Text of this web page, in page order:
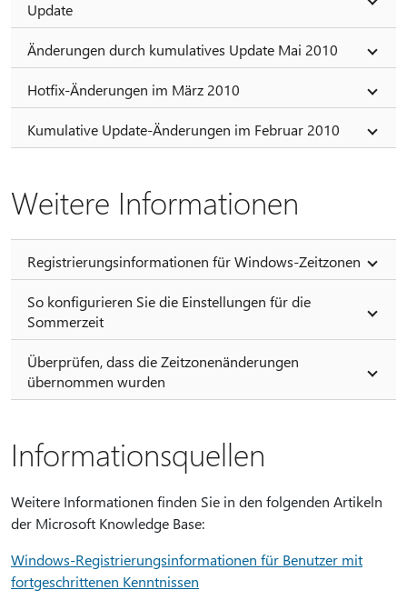
Update
Änderungen durch kumulatives Update Mai 2010
Hotfix-Änderungen im März 2010
Kumulative Update-Änderungen im Februar 2010
Weitere Informationen
Registrierungsinformationen für Windows-Zeitzonen
So konfigurieren Sie die Einstellungen für die
Sommerzeit
Überprüfen, dass die Zeitzonenänderungen
übernommen wurden
Informationsquellen
Weitere Informationen finden Sie in den folgenden Artikeln
der Microsoft Knowledge Base:
Windows-Registrierungsinformationen für Benutzer mit
fortgeschrittenen Kenntnissen